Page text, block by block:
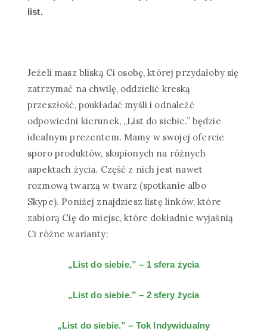
list.
Jeżeli masz bliską Ci osobę, której przydałoby się
zatrzymać na chwilę, oddzielić kreską
przeszłość, poukładać myśli i odnaleźć
odpowiedni kierunek, „List do siebie.” będzie
idealnym prezentem. Mamy w swojej ofercie
sporo produktów, skupionych na różnych
aspektach życia. Część z nich jest nawet
rozmową twarzą w twarz (spotkanie albo
Skype). Poniżej znajdziesz listę linków, które
zabiorą Cię do miejsc, które dokładnie wyjaśnią
Ci różne warianty:
„List do siebie.” – 1 sfera życia
„List do siebie.” – 2 sfery życia
„List do siebie.” – Tok Indywidualny